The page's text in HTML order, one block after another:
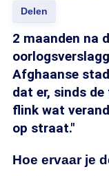
Delen
2 maanden na
Afghaanse
dat er, sinds
flink wat
op straat."
Hoe ervaar je